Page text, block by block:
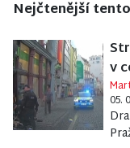
Nejčtenější
v
05.